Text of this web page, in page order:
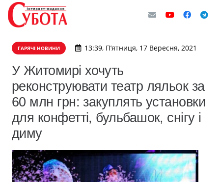
ГАРЯЧІ НОВИНИ 13:39, П’ятниця, 17 Вересня, 2021
У Житомирі хочуть
реконструювати театр ляльок за
60 млн грн: закуплять установки
для конфетті, бульбашок, снігу і
диму